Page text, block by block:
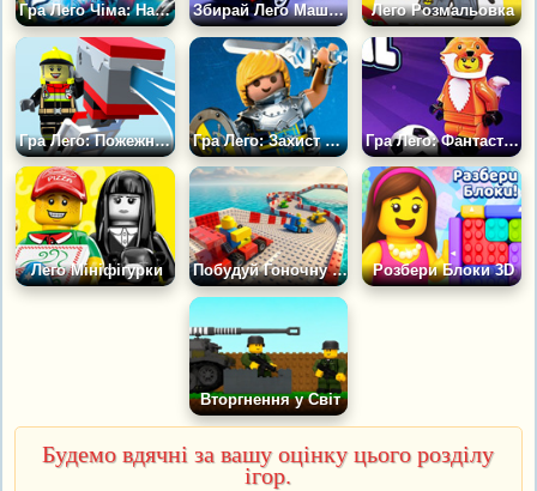
Гра Лего Чіма: Напад Вовків Збирай Лего Машинки Лего Розмальовка
Гра Лего: Пожежна Бригада Гра Лего: Захист Вежі Новельмор Гра Лего: Фантастичний Футбол
Лего Мініфігурки Побудуй Гоночну Трасу Розбери Блоки 3D
Вторгнення у Світ
Будемо вдячні за вашу оцінку цього розділу
ігор.